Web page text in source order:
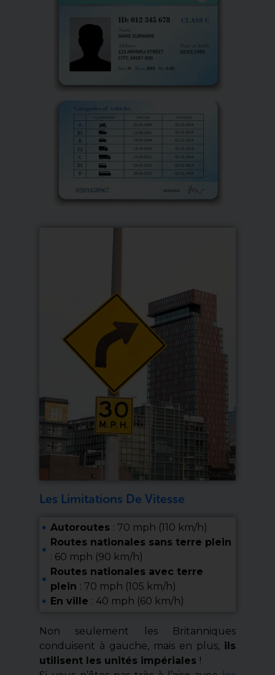
Les Limitations De Vitesse
Autoroutes : 70 mph (110 km/h)
Routes nationales sans terre plein
: 60 mph (90 km/h)
Routes nationales avec terre
plein : 70 mph (105 km/h)
En ville : 40 mph (60 km/h)
Non seulement les Britanniques
conduisent à gauche, mais en plus, ils
utilisent les unités impériales !